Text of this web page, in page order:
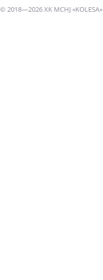
© 2018—2026 XK MCHJ «KOLESA»